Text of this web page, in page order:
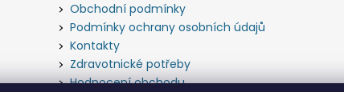
Obchodní podmínky
Podmínky ochrany osobních údajů
Kontakty
Zdravotnické potřeby
Hodnocení obchodu